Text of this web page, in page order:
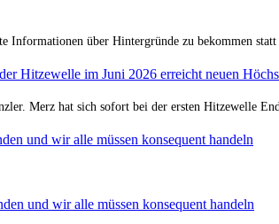
über Hintergründe zu bekommen statt
Hitzewelle im Juni 2026 erreicht neuen
Merz hat sich sofort bei der ersten Hitzewelle
und wir alle müssen konsequent handeln
und wir alle müssen konsequent handeln